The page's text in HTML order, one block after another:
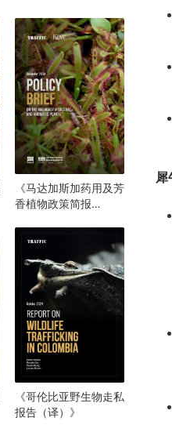
犀
《马达加斯加药用及芳
香植物政策简报
《哥伦比亚野生物走私
报告（译）》